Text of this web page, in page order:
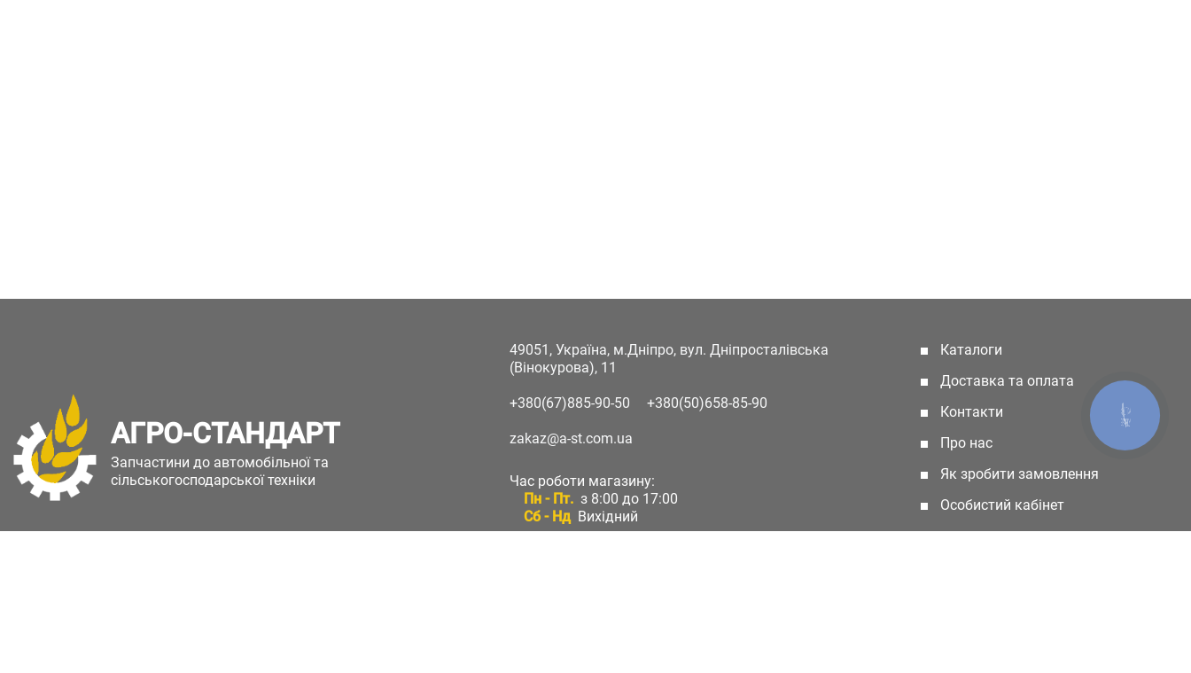
АГРО-СТАНДАРТ
Запчастини до автомобільної та
сільськогосподарської техніки
49051, Україна, м.Дніпро, вул. Дніпросталівська
(Вінокурова), 11
+380(67)885-90-50 +380(50)658-85-90
zakaz@a-st.com.ua
Час роботи магазину:
Пн - Пт. з 8:00 до 17:00
Сб - Нд Вихідний
Каталоги
Доставка та оплата
Контакти
Про нас
Як зробити замовлення
Особистий кабінет
КНОПКА
ЗВ'ЯЗКУ